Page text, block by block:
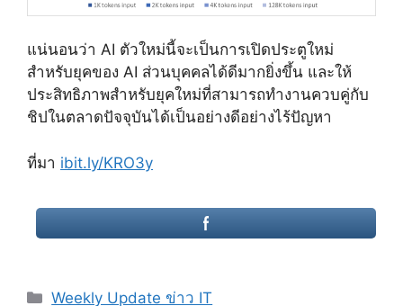
แน่นอนว่า AI ตัวใหม่นี้จะเป็นการเปิดประตูใหม่
สำหรับยุคของ AI ส่วนบุคคลได้ดีมากยิ่งขึ้น และให้
ประสิทธิภาพสำหรับยุคใหม่ที่สามารถทำงานควบคู่กับ
ชิปในตลาดปัจจุบันได้เป็นอย่างดีอย่างไร้ปัญหา
ที่มา ibit.ly/KRO3y
Categories
Weekly Update ข่าว IT